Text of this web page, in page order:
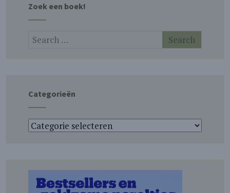
Zoek een boek!
Categorieën
Categorieën